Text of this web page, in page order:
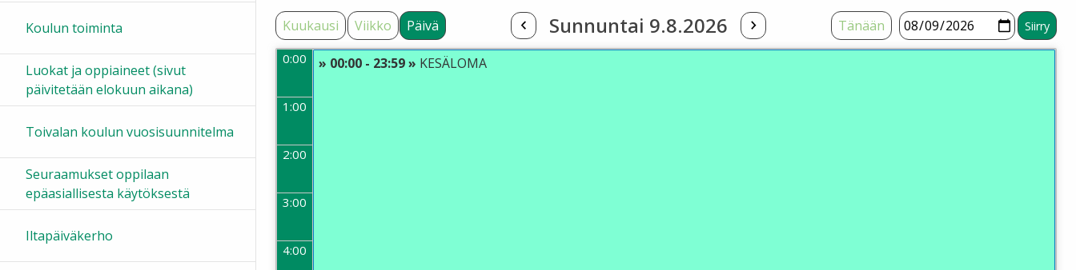
Kuukausi Viikko Päivä Sunnuntai 9.8.2026 Tänään
0:00
1:00
2:00
3:00
4:00
» 00:00 - 23:59 » KESÄLOMA
Koulun toiminta
Luokat ja oppiaineet (sivut
päivitetään elokuun aikana)
Toivalan koulun vuosisuunnitelma
Seuraamukset oppilaan
epäasiallisesta käytöksestä
Iltapäiväkerho